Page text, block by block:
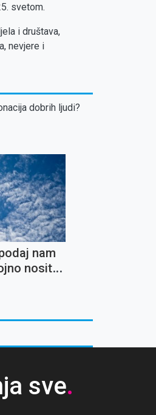
svetom.
i društava,
nevjere i
dobrih ljudi?
nam
nositi
sve.